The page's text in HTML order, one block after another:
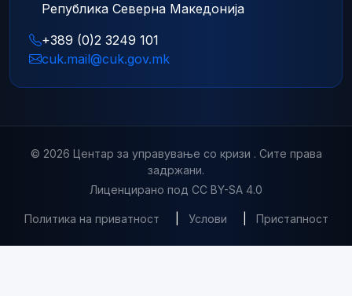
Република Северна Македонија
+389 (0)2 3249 101
cuk.mail@cuk.gov.mk
© 2026 Центар за управување со кризи . Сите права
задржани.
Лиценцирано под CC BY-SA 4.0
Политика на приватност Услови Пристапност